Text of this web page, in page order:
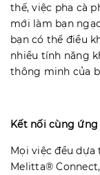
thế, việc pha cà
mới làm bạn
bạn có thể điều
nhiều tính năng
thông minh của
Kết nối cùng
Mọi việc đều dựa
Melitta®